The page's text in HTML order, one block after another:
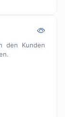
den Kunden